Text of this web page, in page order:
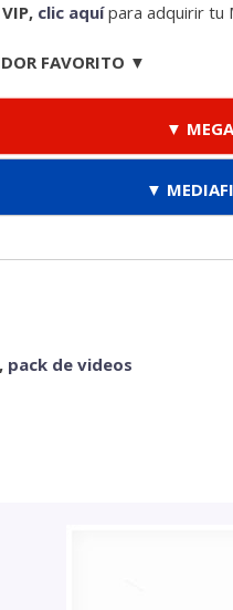
clic aquípara adquirir tu
FAVORITO ▼
▼
▼
, pack de videos